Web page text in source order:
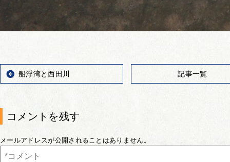
船浮湾と西田川 記事一覧
コメントを残す
メールアドレスが公開されることはありません。